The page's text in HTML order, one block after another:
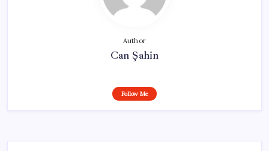
Author
Can Şahin
Follow Me